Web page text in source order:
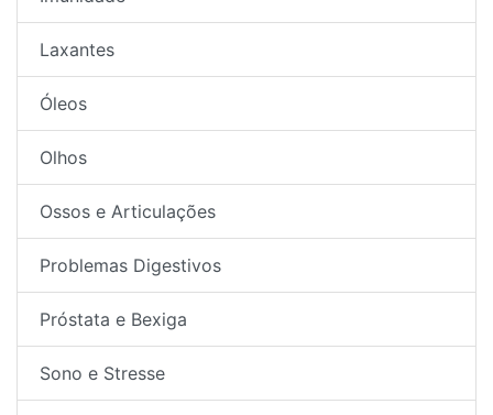
Laxantes
Óleos
Olhos
Ossos e Articulações
Problemas Digestivos
Próstata e Bexiga
Sono e Stresse